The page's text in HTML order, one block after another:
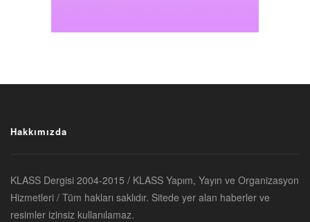
Hakkımızda
KLASS Dergisi 2004-2015 / KLASS Yapım, Yayın ve Organizasyon
Hizmetleri / Tüm hakları saklıdır. Sitede yer alan haberler ve
resimler izinsiz kullanılamaz.